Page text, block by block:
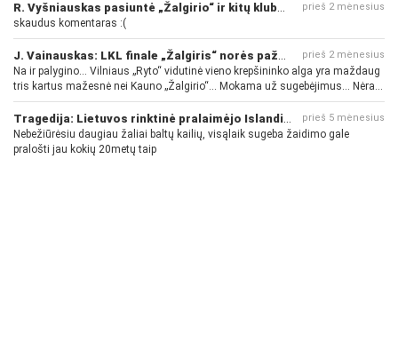
prieš 2 mėnesius
skaudus komentaras :(
prieš 2 mėnesius
Na ir palygino... Vilniaus „Ryto“ vidutinė vieno krepšininko alga yra maždaug
tris kartus mažesnė nei Kauno „Žalgirio“... Mokama už sugebėjimus... Nėra
pinigų - nėra gerų žaidėjų...
prieš 5 mėnesius
Nebežiūrėsiu daugiau žaliai baltų kailių, visąlaik sugeba žaidimo gale
pralošti jau kokių 20metų taip